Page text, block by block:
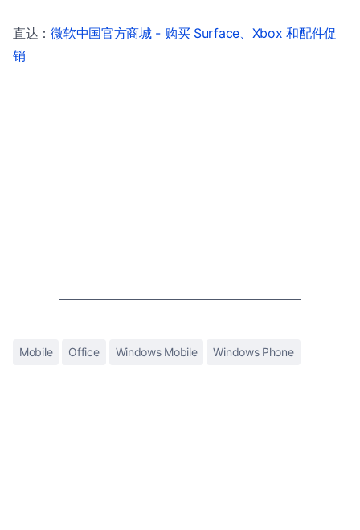
直达：微软中国官方商城 - 购买 Surface、Xbox 和配件促
销
Mobile Office Windows Mobile Windows Phone